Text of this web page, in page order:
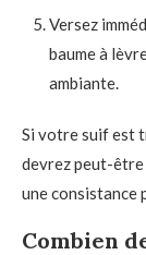
Versez
baume à
ambiante.
Si votre suif est
devrez peut-être
une consistance
Combien